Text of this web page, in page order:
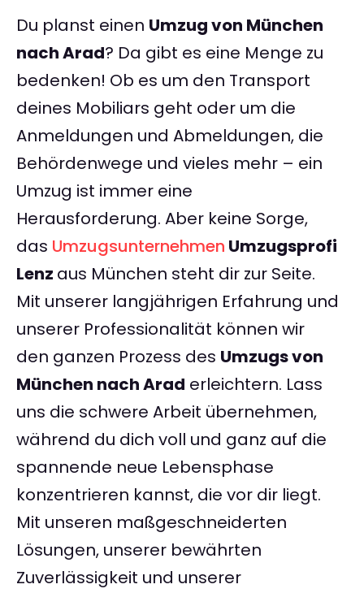
Du planst einen Umzug von München
nach Arad? Da gibt es eine Menge zu
bedenken! Ob es um den Transport
deines Mobiliars geht oder um die
Anmeldungen und Abmeldungen, die
Behördenwege und vieles mehr – ein
Umzug ist immer eine
Herausforderung. Aber keine Sorge,
das Umzugsunternehmen Umzugsprofi
Lenz aus München steht dir zur Seite.
Mit unserer langjährigen Erfahrung und
unserer Professionalität können wir
den ganzen Prozess des Umzugs von
München nach Arad erleichtern. Lass
uns die schwere Arbeit übernehmen,
während du dich voll und ganz auf die
spannende neue Lebensphase
konzentrieren kannst, die vor dir liegt.
Mit unseren maßgeschneiderten
Lösungen, unserer bewährten
Zuverlässigkeit und unserer